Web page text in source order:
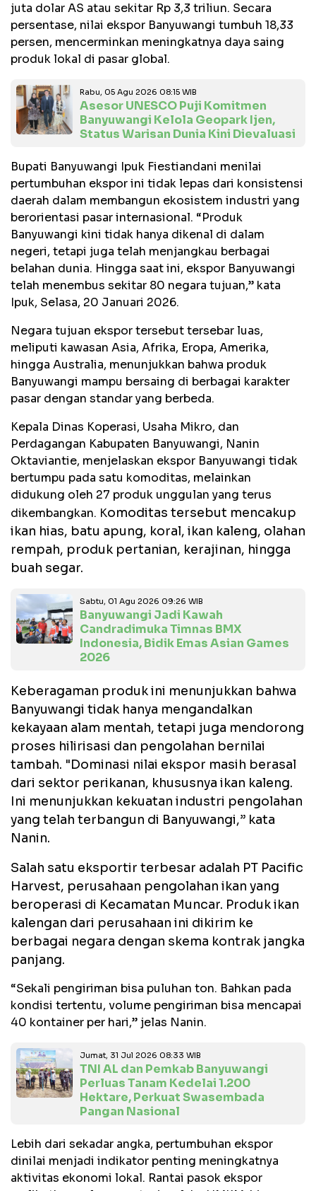
juta dolar AS atau sekitar Rp 3,3 triliun. Secara
persentase, nilai ekspor Banyuwangi tumbuh 18,33
persen, mencerminkan meningkatnya daya saing
produk lokal di pasar global.
Rabu, 05 Agu 2026 08:15 WIB
Asesor UNESCO Puji Komitmen
Banyuwangi Kelola Geopark Ijen,
Status Warisan Dunia Kini Dievaluasi
Bupati Banyuwangi Ipuk Fiestiandani menilai
pertumbuhan ekspor ini tidak lepas dari konsistensi
daerah dalam membangun ekosistem industri yang
berorientasi pasar internasional. “Produk
Banyuwangi kini tidak hanya dikenal di dalam
negeri, tetapi juga telah menjangkau berbagai
belahan dunia. Hingga saat ini, ekspor Banyuwangi
telah menembus sekitar 80 negara tujuan,” kata
Ipuk, Selasa, 20 Januari 2026.
Negara tujuan ekspor tersebut tersebar luas,
meliputi kawasan Asia, Afrika, Eropa, Amerika,
hingga Australia, menunjukkan bahwa produk
Banyuwangi mampu bersaing di berbagai karakter
pasar dengan standar yang berbeda.
Kepala Dinas Koperasi, Usaha Mikro, dan
Perdagangan Kabupaten Banyuwangi, Nanin
Oktaviantie, menjelaskan ekspor Banyuwangi tidak
bertumpu pada satu komoditas, melainkan
didukung oleh 27 produk unggulan yang terus
dikembangkan. Komoditas tersebut mencakup
ikan hias, batu apung, koral, ikan kaleng, olahan
rempah, produk pertanian, kerajinan, hingga
buah segar.
Sabtu, 01 Agu 2026 09:26 WIB
Banyuwangi Jadi Kawah
Candradimuka Timnas BMX
Indonesia, Bidik Emas Asian Games
2026
Keberagaman produk ini menunjukkan bahwa
Banyuwangi tidak hanya mengandalkan
kekayaan alam mentah, tetapi juga mendorong
proses hilirisasi dan pengolahan bernilai
tambah. "Dominasi nilai ekspor masih berasal
dari sektor perikanan, khususnya ikan kaleng.
Ini menunjukkan kekuatan industri pengolahan
yang telah terbangun di Banyuwangi,” kata
Nanin.
Salah satu eksportir terbesar adalah PT Pacific
Harvest, perusahaan pengolahan ikan yang
beroperasi di Kecamatan Muncar. Produk ikan
kalengan dari perusahaan ini dikirim ke
berbagai negara dengan skema kontrak jangka
panjang.
“Sekali pengiriman bisa puluhan ton. Bahkan pada
kondisi tertentu, volume pengiriman bisa mencapai
40 kontainer per hari,” jelas Nanin.
Jumat, 31 Jul 2026 08:33 WIB
TNI AL dan Pemkab Banyuwangi
Perluas Tanam Kedelai 1.200
Hektare, Perkuat Swasembada
Pangan Nasional
Lebih dari sekadar angka, pertumbuhan ekspor
dinilai menjadi indikator penting meningkatnya
aktivitas ekonomi lokal. Rantai pasok ekspor